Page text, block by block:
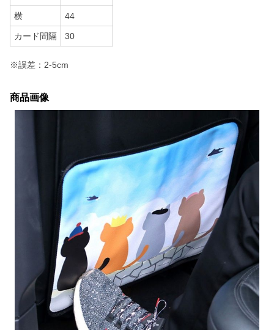
横 44
カード間隔 30
※誤差：2-5cm
商品画像